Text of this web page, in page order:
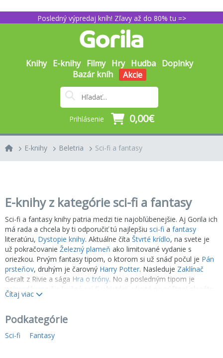
Posledný výpredaj kníh! Zľavy až do 80% tu =>
Knihy E-knihy Filmy Hry Hudba Doplnky
Bazár kníh
Akcie
Prihlásenie 0,00€
E-knihy Beletria Sci-fi a fantasy
E-knihy z kategórie sci-fi a fantasy
Sci-fi a fantasy knihy patria medzi tie najobľúbenejšie. Aj Gorila ich
má rada a chcela by ti odporučiť tú najlepšiu sci-fi a fantasy
literatúru, Dystopie knihy. Aktuálne číta Štvrté krídlo, na svete je
už pokračovanie Železný plameň ako limitované vydanie s
oriezkou. Prvým fantasy tipom, o ktorom si už snáď počul je Pán
prsteňov, druhým je čarovný Harry Potter. Nasleduje Zaklínač
Geralt z Rivie a sága Hra o tróny. No a posledným tipom je
najpredávanejšie knižné sci-fi v histórii, ukryté na púštnej planéte
Arrakis, dielo
Čítaj viac
Podkategórie
Sci-fi Fantasy